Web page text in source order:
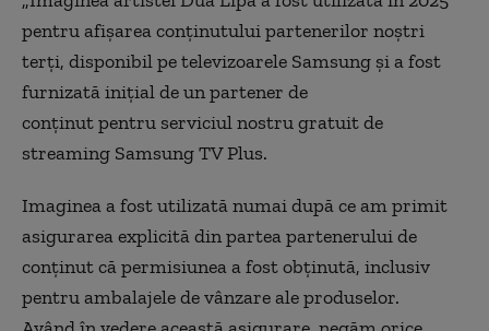
pentru afișarea conținutului partenerilor noștri
terți, disponibil pe televizoarele Samsung și a fost
furnizată inițial de un partener de
conținut pentru serviciul nostru gratuit de
streaming Samsung TV Plus.
Imaginea a fost utilizată numai după ce am primit
asigurarea explicită din partea partenerului de
conținut că permisiunea a fost obținută, inclusiv
pentru ambalajele de vânzare ale produselor.